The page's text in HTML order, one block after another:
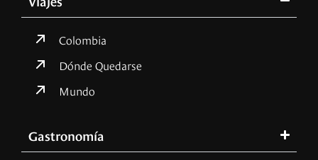
Colombia
Dónde Quedarse
Mundo
Gastronomía